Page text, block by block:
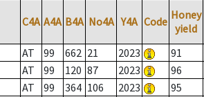
C4A A4A B4A No4A Y4A Code Honey
yield
AT 99 662 21 2023 91
AT 99 120 87 2023 96
AT 99 364 106 2023 95